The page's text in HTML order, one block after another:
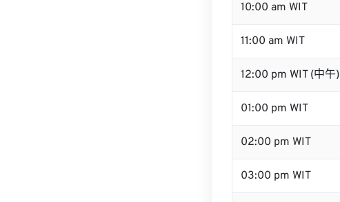
10:00 am WIT
11:00 am WIT
12:00 pm WIT (中午)
01:00 pm WIT
02:00 pm WIT
03:00 pm WIT